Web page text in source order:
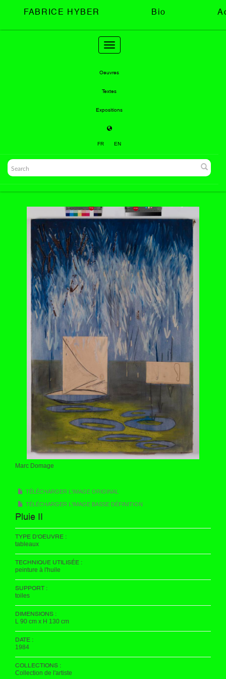
FABRICE HYBER Bio
Toggle
navigation
Oeuvres
Textes
Expositions
FR EN
Marc Domage
TÉLÉCHARGER L'IMAGE ORIGINAL
TÉLÉCHARGER L'IMAGE BASSE DÉFINITION
Pluie II
TYPE D'OEUVRE :
tableaux
TECHNIQUE UTILISÉE :
peinture à l'huile
SUPPORT :
toiles
DIMENSIONS :
L 90 cm x H 130 cm
DATE :
1984
COLLECTIONS :
Collection de l'artiste